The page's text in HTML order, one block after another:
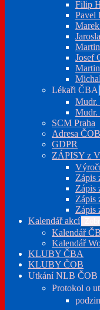
Filip
Pavel
Josef
Lékaři ČBA
Mudr.
Mudr.
SCM Praha
Adresa
GDPR
ZÁPISY z
Zápis
Zápis
Zápis
Zápis
Kalendář akcí
Kalendář
Kalendář
KLUBY ČBA
KLUBY ČOB
Utkání NLB ČOB
Protokol o